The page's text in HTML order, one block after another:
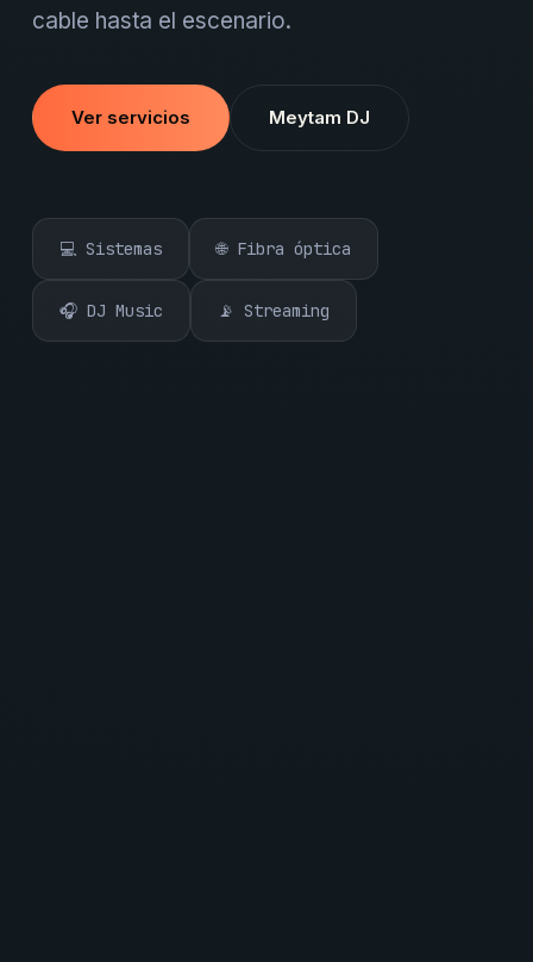
cable hasta el escenario.
Ver servicios Meytam DJ
💻 Sistemas 🌐 Fibra óptica
🎧 DJ Music 📡 Streaming